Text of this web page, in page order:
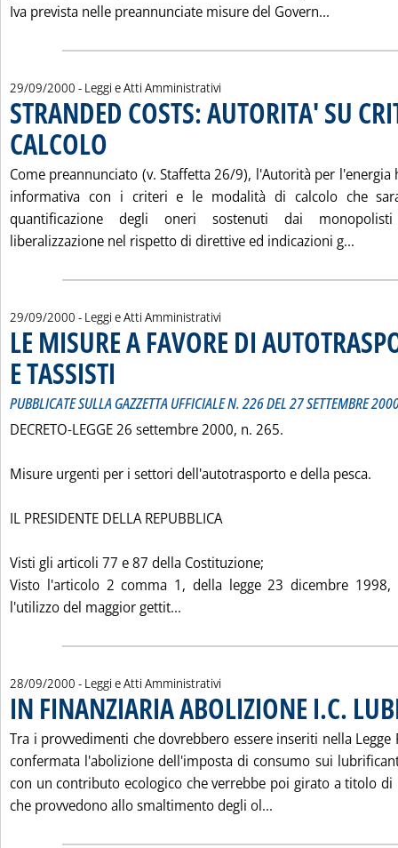
Iva prevista nelle preannunciate misure del Govern...
29/09/2000 - Leggi e Atti Amministrativi
STRANDED COSTS: AUTORITA' SU
CALCOLO
Come preannunciato (v. Staffetta 26/9), l'Autorità per l'energia
informativa con i criteri e le modalità di calcolo che
quantificazione degli oneri sostenuti dai
liberalizzazione nel rispetto di direttive ed indicazioni g...
29/09/2000 - Leggi e Atti Amministrativi
LE MISURE A FAVORE DI
E TASSISTI
PUBBLICATE SULLA GAZZETTA UFFICIALE N. 226 DEL 27 SETTEMBRE
DECRETO-LEGGE 26 settembre 2000, n. 265.
Misure urgenti per i settori dell'autotrasporto e della pesca.
IL PRESIDENTE DELLA REPUBBLICA
Visti gli articoli 77 e 87 della Costituzione;
Visto l'articolo 2 comma 1, della legge 23 dicembre 1998,
l'utilizzo del maggior gettit...
28/09/2000 - Leggi e Atti Amministrativi
IN FINANZIARIA ABOLIZIONE I.C.
Tra i provvedimenti che dovrebbero essere inseriti nella Legge
confermata l'abolizione dell'imposta di consumo sui
con un contributo ecologico che verrebbe poi girato a titolo
che provvedono allo smaltimento degli ol...